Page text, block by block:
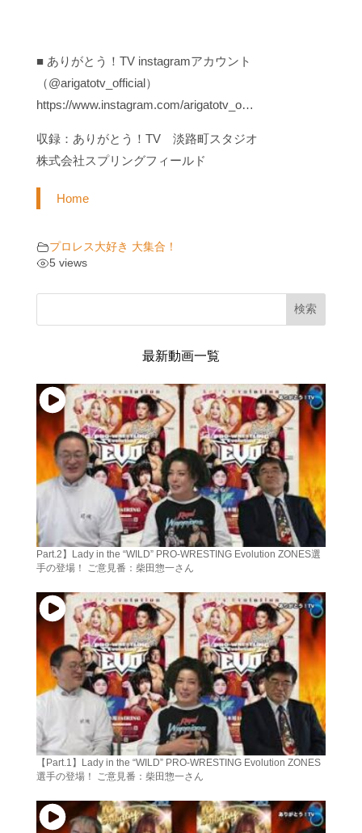
■ ありがとう！TV instagramアカウント
（@arigatotv_official）
https://www.instagram.com/arigatotv_o…
収録：ありがとう！TV 淡路町スタジオ
株式会社スプリングフィールド
Home
プロレス大好き 大集合！
5 views
検索
最新動画一覧
Part.2】Lady in the “WILD” PRO-WRESTING Evolution ZONES選
手の登場！ ご意見番：柴田惣一さん
【Part.1】Lady in the “WILD” PRO-WRESTING Evolution ZONES
選手の登場！ ご意見番：柴田惣一さん